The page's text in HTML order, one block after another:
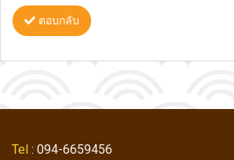
ตอบกลับ
Tel : 094-6659456